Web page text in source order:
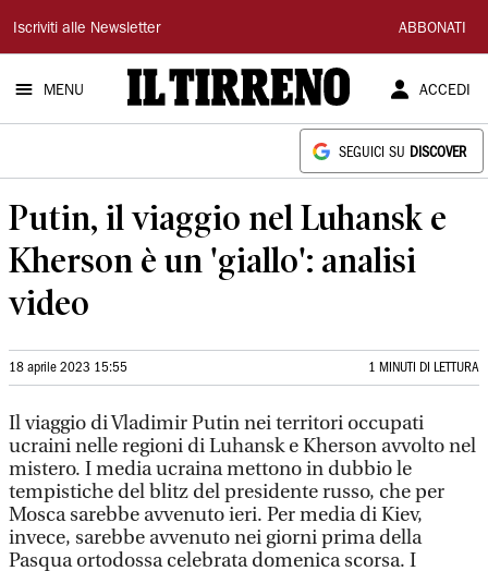
Il
Tirreno
Iscriviti alle Newsletter ABBONATI
MENU ACCEDI
SEGUICI SU DISCOVER
Putin, il viaggio nel Luhansk e
Kherson è un 'giallo': analisi
video
18 aprile 2023 15:55 1 MINUTI DI LETTURA
Il viaggio di Vladimir Putin nei territori occupati
ucraini nelle regioni di Luhansk e Kherson avvolto nel
mistero. I media ucraina mettono in dubbio le
tempistiche del blitz del presidente russo, che per
Mosca sarebbe avvenuto ieri. Per media di Kiev,
invece, sarebbe avvenuto nei giorni prima della
Pasqua ortodossa celebrata domenica scorsa. I